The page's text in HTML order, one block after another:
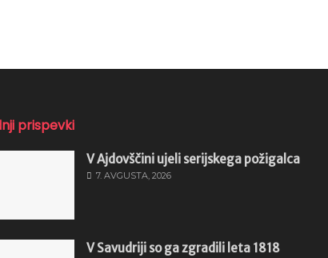
prispevki
V Ajdovščini ujeli serijskega požigalca
7. AVGUSTA, 2026
V Savudriji so ga zgradili leta 1818